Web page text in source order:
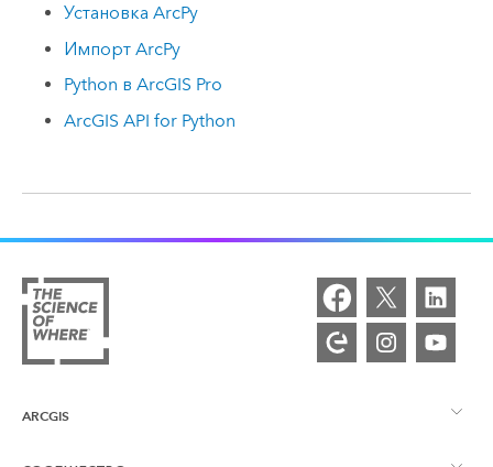
Установка ArcPy
Импорт ArcPy
Python в ArcGIS Pro
ArcGIS API for Python
ARCGIS